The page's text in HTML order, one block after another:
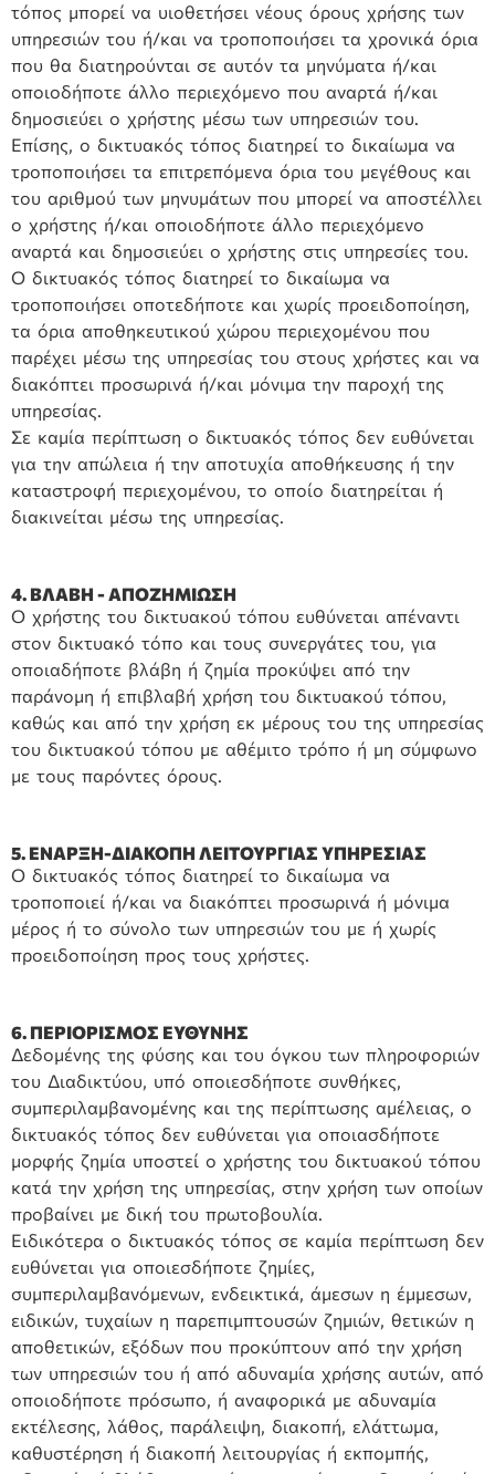
τόπος μπορεί να υιοθετήσει νέους όρους χρήσης των
υπηρεσιών του ή/και να τροποποιήσει τα χρονικά όρια
που θα διατηρούνται σε αυτόν τα μηνύματα ή/και
οποιοδήποτε άλλο περιεχόμενο που αναρτά ή/και
δημοσιεύει ο χρήστης μέσω των υπηρεσιών του.
Επίσης, ο δικτυακός τόπος διατηρεί το δικαίωμα να
τροποποιήσει τα επιτρεπόμενα όρια του μεγέθους και
του αριθμού των μηνυμάτων που μπορεί να αποστέλλει
ο χρήστης ή/και οποιοδήποτε άλλο περιεχόμενο
αναρτά και δημοσιεύει ο χρήστης στις υπηρεσίες του.
Ο δικτυακός τόπος διατηρεί το δικαίωμα να
τροποποιήσει οποτεδήποτε και χωρίς προειδοποίηση,
τα όρια αποθηκευτικού χώρου περιεχομένου που
παρέχει μέσω της υπηρεσίας του στους χρήστες και να
διακόπτει προσωρινά ή/και μόνιμα την παροχή της
υπηρεσίας.
Σε καμία περίπτωση ο δικτυακός τόπος δεν ευθύνεται
για την απώλεια ή την αποτυχία αποθήκευσης ή την
καταστροφή περιεχομένου, το οποίο διατηρείται ή
διακινείται μέσω της υπηρεσίας.
4. ΒΛΑΒΗ - ΑΠΟΖΗΜΙΩΣΗ
Ο χρήστης του δικτυακού τόπου ευθύνεται απέναντι
στον δικτυακό τόπο και τους συνεργάτες του, για
οποιαδήποτε βλάβη ή ζημία προκύψει από την
παράνομη ή επιβλαβή χρήση του δικτυακού τόπου,
καθώς και από την χρήση εκ μέρους του της υπηρεσίας
του δικτυακού τόπου με αθέμιτο τρόπο ή μη σύμφωνο
με τους παρόντες όρους.
5. ΕΝΑΡΞΗ-ΔΙΑΚΟΠΗ ΛΕΙΤΟΥΡΓΙΑΣ ΥΠΗΡΕΣΙΑΣ
Ο δικτυακός τόπος διατηρεί το δικαίωμα να
τροποποιεί ή/και να διακόπτει προσωρινά ή μόνιμα
μέρος ή το σύνολο των υπηρεσιών του με ή χωρίς
προειδοποίηση προς τους χρήστες.
6. ΠΕΡΙΟΡΙΣΜΟΣ ΕΥΘΥΝΗΣ
Δεδομένης της φύσης και του όγκου των πληροφοριών
του Διαδικτύου, υπό οποιεσδήποτε συνθήκες,
συμπεριλαμβανομένης και της περίπτωσης αμέλειας, ο
δικτυακός τόπος δεν ευθύνεται για οποιασδήποτε
μορφής ζημία υποστεί ο χρήστης του δικτυακού τόπου
κατά την χρήση της υπηρεσίας, στην χρήση των οποίων
προβαίνει με δική του πρωτοβουλία.
Ειδικότερα ο δικτυακός τόπος σε καμία περίπτωση δεν
ευθύνεται για οποιεσδήποτε ζημίες,
συμπεριλαμβανόμενων, ενδεικτικά, άμεσων η έμμεσων,
ειδικών, τυχαίων η παρεπιμπτουσών ζημιών, θετικών η
αποθετικών, εξόδων που προκύπτουν από την χρήση
των υπηρεσιών του ή από αδυναμία χρήσης αυτών, από
οποιοδήποτε πρόσωπο, ή αναφορικά με αδυναμία
εκτέλεσης, λάθος, παράλειψη, διακοπή, ελάττωμα,
καθυστέρηση ή διακοπή λειτουργίας ή εκπομπής,